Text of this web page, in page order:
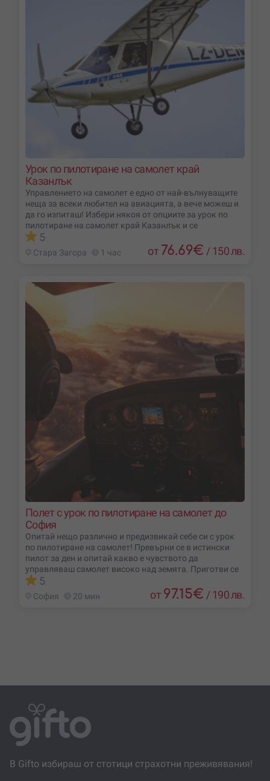
Урок по пилотиране на самолет край
Казанлък
Управлението на самолет е едно от най-вълнуващите
неща за всеки любител на авиацията, а вече можеш и
да го изпиташ! Избери някоя от опциите за урок по
пилотиране на самолет край Казанлък и се
5
Стара Загора 1 час от 76.69€ /150 лв.
Полет с урок по пилотиране на самолет до
София
Опитай нещо различно и предизвикай себе си с урок
по пилотиране на самолет! Превърни се в истински
пилот за ден и опитай какво е чувството да
управляваш самолет високо над земята. Приготви се
5
София 20 мин от 97.15€ /190 лв.
В Gifto избираш от стотици страхотни преживявания!